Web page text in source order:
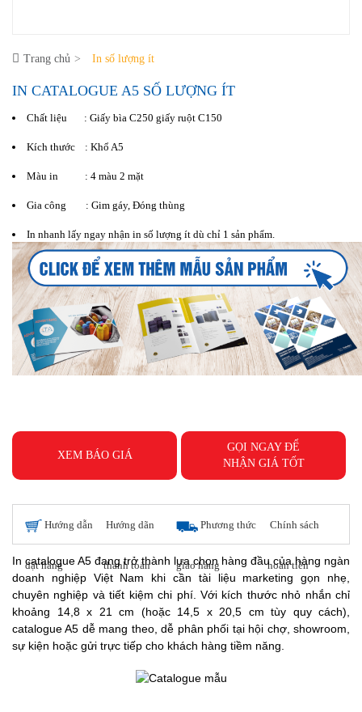
Trang chủ In số lượng ít
IN CATALOGUE A5 SỐ LƯỢNG ÍT
Chất liệu : Giấy bìa C250 giấy ruột C150
Kích thước : Khổ A5
Màu in : 4 màu 2 mặt
Gia công : Gim gáy, Đóng thùng
In nhanh lấy ngay nhận in số lượng ít dù chỉ 1 sản phẩm.
XEM BÁO GIÁ
GỌI NGAY ĐỂ
NHẬN GIÁ TỐT
Hướng dẫn
đặt hàng
Hướng dãn
thanh toán
Phương thức
giao hàng
Chính sách
hoàn tiền
In catalogue A5 đang trở thành lựa chọn hàng đầu của hàng ngàn
doanh nghiệp Việt Nam khi cần tài liệu marketing gọn nhẹ,
chuyên nghiệp và tiết kiệm chi phí. Với kích thước nhỏ nhắn chỉ
khoảng 14,8 x 21 cm (hoặc 14,5 x 20,5 cm tùy quy cách),
catalogue A5 dễ mang theo, dễ phân phối tại hội chợ, showroom,
sự kiện hoặc gửi trực tiếp cho khách hàng tiềm năng.